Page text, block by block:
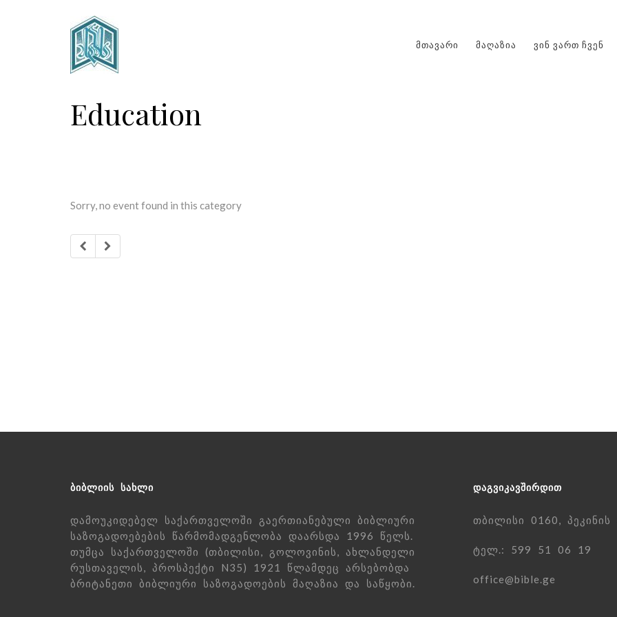
ᲛᲗᲐᲕᲐᲠᲘ ᲛᲐᲦᲐᲖᲘᲐ ᲕᲘᲜ ᲕᲐᲠᲗ ᲩᲕᲔᲜ
Education
Sorry, no event found in this category
ᲑᲘᲑᲚᲘᲘᲡ ᲡᲐᲮᲚᲘ
დამოუკიდებელ საქართველოში გაერთიანებული ბიბლიური
საზოგადოებების წარმომადგენლობა დაარსდა 1996 წელს.
თუმცა საქართველოში (თბილისი, გოლოვინის, ახლანდელი
რუსთაველის, პროსპექტი N35) 1921 წლამდეც არსებობდა
ბრიტანეთი ბიბლიური საზოგადოების მაღაზია და საწყობი.
ᲓᲐᲒᲕᲘᲙᲐᲕᲨᲘᲠᲓᲘᲗ
თბილისი 0160,
ტელ.: 599 51 06 19
office@bible.ge